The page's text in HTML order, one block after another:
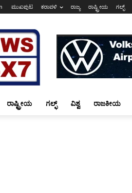
ಮುಖಪುಟ ಕರಾವಳಿ ರಾಜ್ಯ ರಾಷ್ಟ್ರೀಯ ಗಲ್ಫ್
ರಾಷ್ಟ್ರೀಯ ಗಲ್ಫ್ ವಿಶ್ವ ರಾಜಕೀಯ